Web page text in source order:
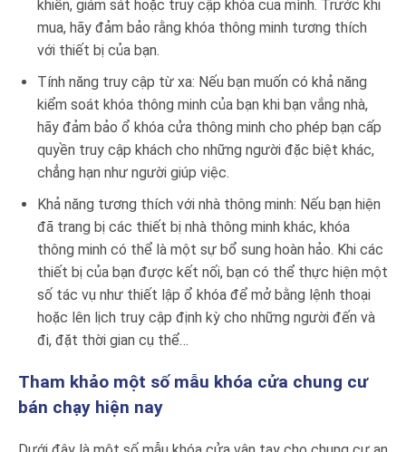
khiển, giám sát hoặc truy cập khóa của mình. Trước khi
mua, hãy đảm bảo rằng khóa thông minh tương thích
với thiết bị của bạn.
Tính năng truy cập từ xa: Nếu bạn muốn có khả năng
kiểm soát khóa thông minh của bạn khi bạn vắng nhà,
hãy đảm bảo ổ khóa cửa thông minh cho phép bạn cấp
quyền truy cập khách cho những người đặc biệt khác,
chẳng hạn như người giúp việc.
Khả năng tương thích với nhà thông minh: Nếu bạn hiện
đã trang bị các thiết bị nhà thông minh khác, khóa
thông minh có thể là một sự bổ sung hoàn hảo. Khi các
thiết bị của bạn được kết nối, bạn có thể thực hiện một
số tác vụ như thiết lập ổ khóa để mở bằng lệnh thoại
hoặc lên lịch truy cập định kỳ cho những người đến và
đi, đặt thời gian cụ thể…
Tham khảo một số mẫu khóa cửa chung cư
bán chạy hiện nay